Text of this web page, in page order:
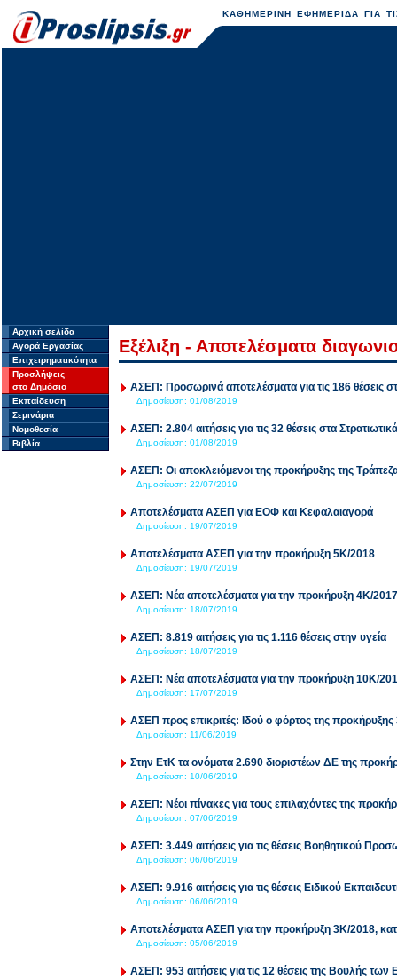
ΚΑΘΗΜΕΡΙΝΗ ΕΦΗΜΕΡΙΔΑ ΓΙΑ
Αρχική σελίδα
Αγορά Εργασίας
Επιχειρηματικότητα
Προσλήψεις
στο Δημόσιο
Εκπαίδευση
Σεμινάρια
Νομοθεσία
Βιβλία
Εξέλιξη - Αποτελέσματα
ΑΣΕΠ: Προσωρινά αποτελέσματα για τις 186 θέσεις
Δημοσίευση: 01/08/2019
ΑΣΕΠ: 2.804 αιτήσεις για τις 32 θέσεις στα
Δημοσίευση: 01/08/2019
ΑΣΕΠ: Οι αποκλειόμενοι της προκήρυξης της
Δημοσίευση: 22/07/2019
Αποτελέσματα ΑΣΕΠ για ΕΟΦ και Κεφαλαιαγορά
Δημοσίευση: 19/07/2019
Αποτελέσματα ΑΣΕΠ για την προκήρυξη 5Κ/2018
Δημοσίευση: 19/07/2019
ΑΣΕΠ: Νέα αποτελέσματα για την προκήρυξη 4Κ/2017
Δημοσίευση: 18/07/2019
ΑΣΕΠ: 8.819 αιτήσεις για τις 1.116 θέσεις στην υγεία
Δημοσίευση: 18/07/2019
ΑΣΕΠ: Νέα αποτελέσματα για την προκήρυξη 10Κ/
Δημοσίευση: 17/07/2019
ΑΣΕΠ προς επικριτές: Ιδού ο φόρτος της
Δημοσίευση: 11/06/2019
Στην ΕτΚ τα ονόματα 2.690 διοριστέων ΔΕ της
Δημοσίευση: 10/06/2019
ΑΣΕΠ: Νέοι πίνακες για τους επιλαχόντες της
Δημοσίευση: 07/06/2019
ΑΣΕΠ: 3.449 αιτήσεις για τις θέσεις Βοηθητικού
Δημοσίευση: 06/06/2019
ΑΣΕΠ: 9.916 αιτήσεις για τις θέσεις Ειδικού
Δημοσίευση: 06/06/2019
Αποτελέσματα ΑΣΕΠ για την προκήρυξη 3Κ/2018,
Δημοσίευση: 05/06/2019
ΑΣΕΠ: 953 αιτήσεις για τις 12 θέσεις της Βουλής